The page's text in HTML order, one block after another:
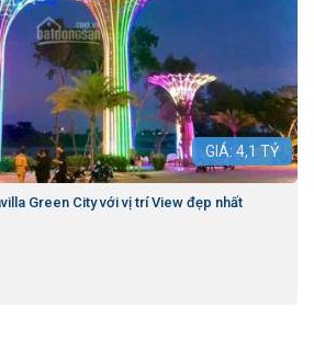
GIÁ: 4,1 TỶ
Green City với vị trí View đẹp nhất